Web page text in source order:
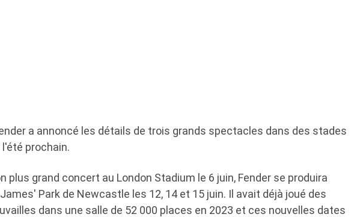
a annoncé les détails de trois grands spectacles dans des stades
prochain.
plus grand concert au London Stadium le 6 juin, Fender se produira
Park de Newcastle les 12, 14 et 15 juin. Il avait déjà joué des
dans une salle de 52 000 places en 2023 et ces nouvelles dates